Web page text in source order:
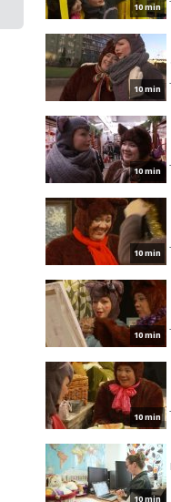
10 min
10 min
10 min
10 min
10 min
10 min
10 min